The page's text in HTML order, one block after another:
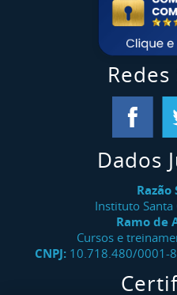
Dados
Razão
Instituto Santa
Ramo de
Cursos e
CNPJ: 10.718.480/0001-